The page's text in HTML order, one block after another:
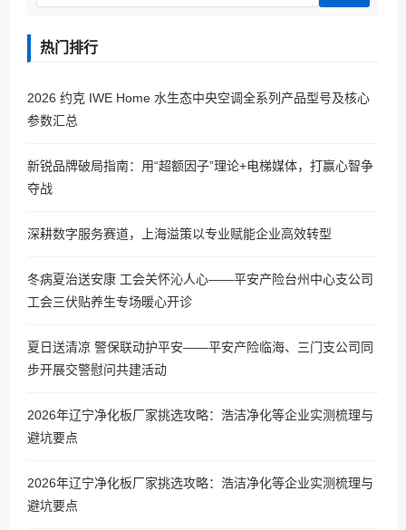
热门排行
2026 约克 IWE Home 水生态中央空调全系列产品型号及核心
参数汇总
新锐品牌破局指南：用“超额因子”理论+电梯媒体，打赢心智争
夺战
深耕数字服务赛道，上海溢策以专业赋能企业高效转型
冬病夏治送安康 工会关怀沁人心——平安产险台州中心支公司
工会三伏贴养生专场暖心开诊
夏日送清凉 警保联动护平安——平安产险临海、三门支公司同
步开展交警慰问共建活动
2026年辽宁净化板厂家挑选攻略：浩洁净化等企业实测梳理与
避坑要点
2026年辽宁净化板厂家挑选攻略：浩洁净化等企业实测梳理与
避坑要点